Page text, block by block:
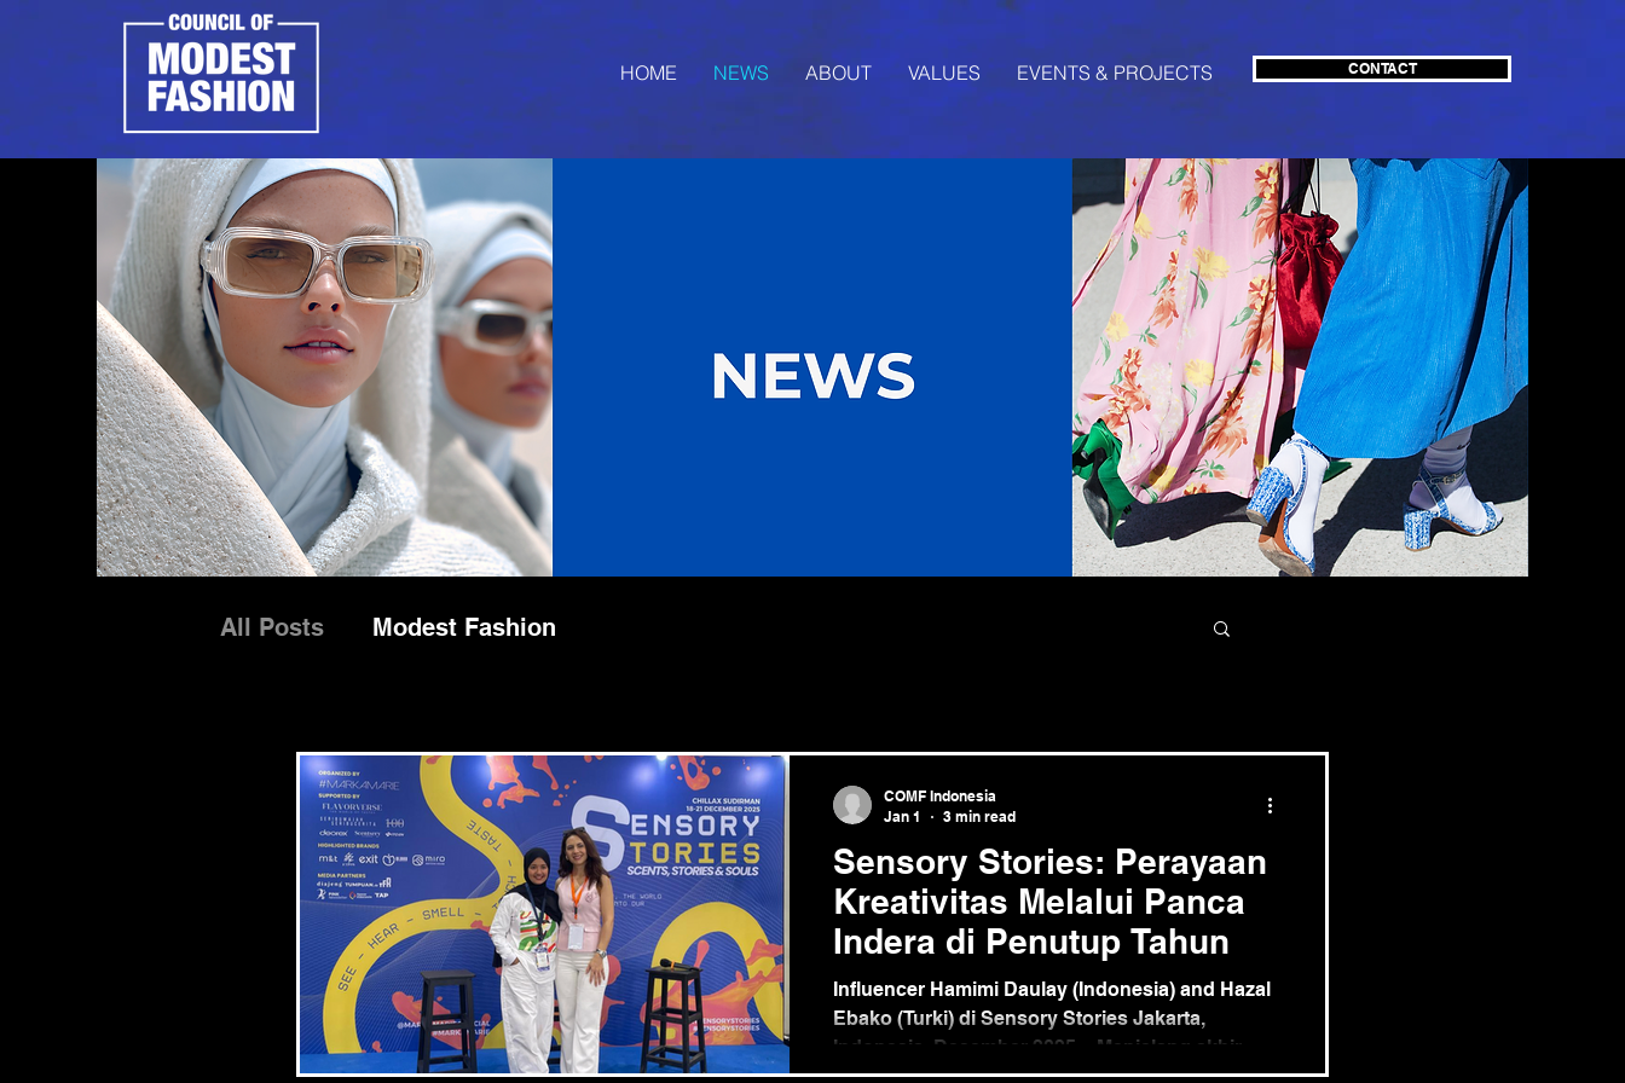
HOME NEWS ABOUT VALUES EVENTS & PROJECTS CONTACT
All Posts Modest Fashion
Sensory Stories: Perayaan
Kreativitas Melalui Panca
Indera di Penutup Tahun
Influencer Hamimi Daulay (Indonesia) and Hazal
Ebako (Turki) di Sensory Stories Jakarta,
Indonesia, Desember 2025 – Menjelang akhir
tahun, Markamarie menghadirkan Sensory
COMF Indonesia
Jan 1
3 min read